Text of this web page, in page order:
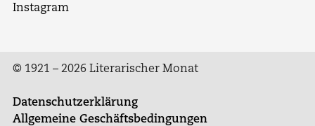
Instagram
© 1921 – 2026 Literarischer Monat
Datenschutzerklärung
Allgemeine Geschäftsbedingungen